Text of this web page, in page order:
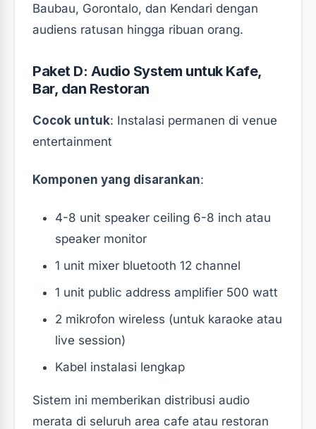
Baubau, Gorontalo, dan Kendari dengan
audiens ratusan hingga ribuan orang.
Paket D: Audio System untuk Kafe,
Bar, dan Restoran
Cocok untuk: Instalasi permanen di venue
entertainment
Komponen yang disarankan:
4-8 unit speaker ceiling 6-8 inch atau
speaker monitor
1 unit mixer bluetooth 12 channel
1 unit public address amplifier 500 watt
2 mikrofon wireless (untuk karaoke atau
live session)
Kabel instalasi lengkap
Sistem ini memberikan distribusi audio
merata di seluruh area cafe atau restoran